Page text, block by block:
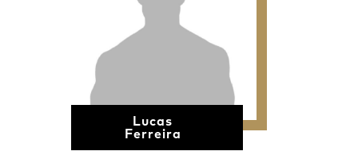
Lucas
Ferreira